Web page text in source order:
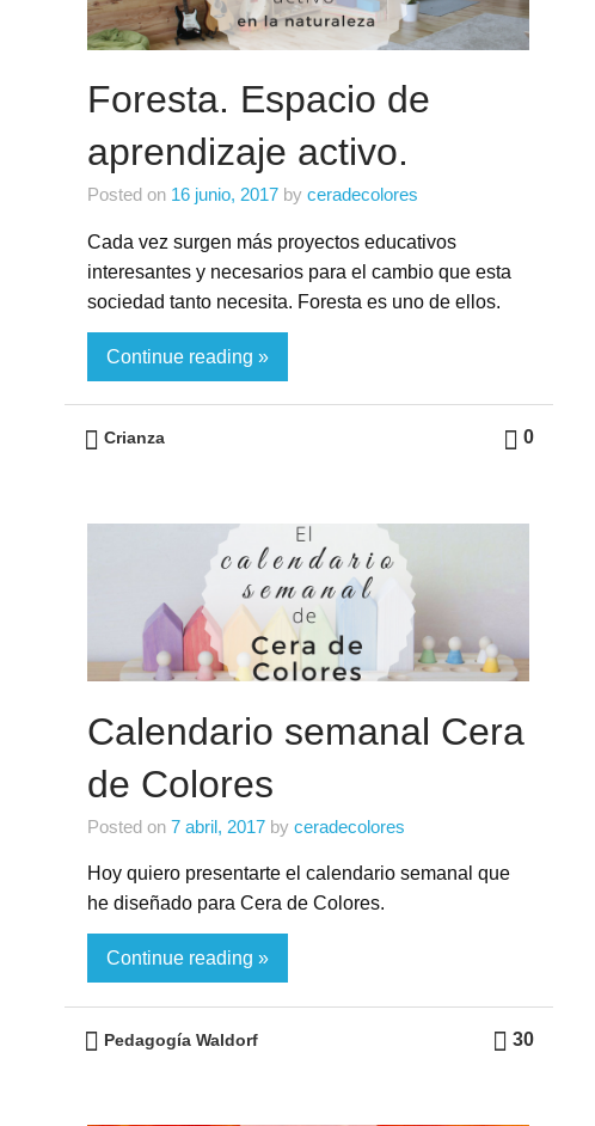
Foresta. Espacio de
aprendizaje activo.
Posted on 16 junio, 2017by ceradecolores
Cada vez surgen más proyectos educativos
interesantes y necesarios para el cambio que esta
sociedad tanto necesita. Foresta es uno de ellos.
Continue reading »
0
Crianza
Calendario semanal Cera
de Colores
Posted on 7 abril, 2017by ceradecolores
Hoy quiero presentarte el calendario semanal que
he diseñado para Cera de Colores.
Continue reading »
30
Pedagogía Waldorf